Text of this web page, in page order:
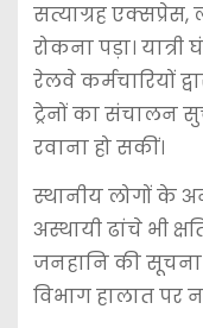
सत्याग्रह
रोकना पड़ा।
रेलवे कर्मचारियों
ट्रेनों का संचालन
रवाना हो सकीं।
स्थानीय लोगों के
अस्थायी ढांचे भी
जनहानि की सूचना
विभाग हालात पर